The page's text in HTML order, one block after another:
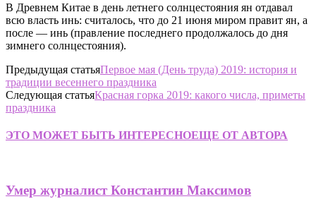
В Древнем Китае в день летнего солнцестояния ян отдавал
всю власть инь: считалось, что до 21 июня миром правит ян, а
после — инь (правление последнего продолжалось до дня
зимнего солнцестояния).
Предыдущая статьяПервое мая (День труда) 2019: история и
традиции весеннего праздника
Следующая статьяКрасная горка 2019: какого числа, приметы
праздника
ЭТО МОЖЕТ БЫТЬ ИНТЕРЕСНОЕЩЕ ОТ АВТОРА
Умер журналист Константин Максимов